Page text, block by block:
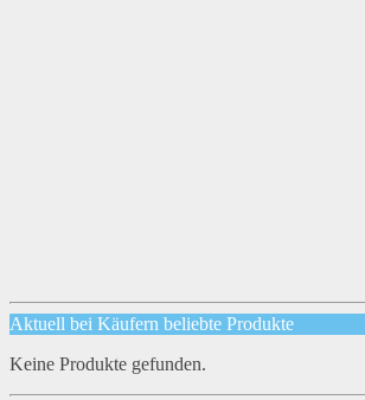
Aktuell bei Käufern beliebte Produkte
Keine Produkte gefunden.